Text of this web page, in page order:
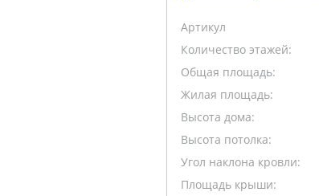
Артикул
Количество этажей:
Общая площадь:
Жилая площадь:
Высота дома:
Высота потолка:
Угол наклона кровли:
Площадь крыши: